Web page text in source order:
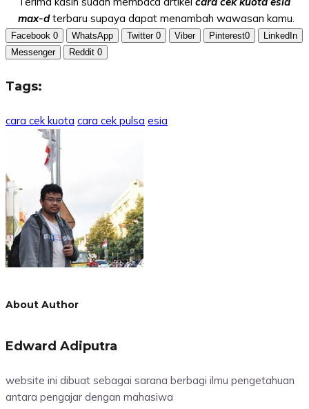
max-dterbaru supaya dapat menambah wawasan kamu.
Facebook 0 WhatsApp Twitter 0 Viber Pinterest0
LinkedIn
Messenger
Reddit 0
Tags:
cara cek kuota cara cek pulsa esia
About Author
Edward Adiputra
website ini dibuat sebagai sarana berbagi ilmu pengetahuan
antara pengajar dengan mahasiwa